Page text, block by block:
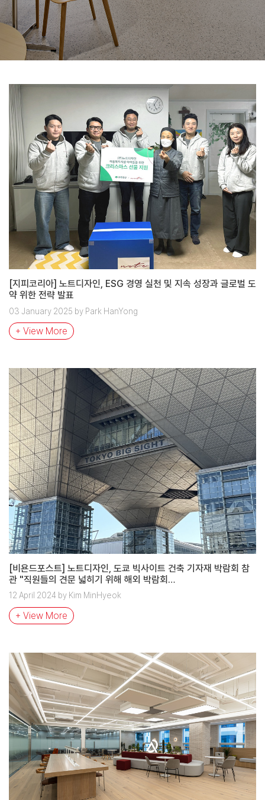
[지피코리아] 노트디자인, ESG 경영 실천 및 지속 성장과 글로벌 도
약 위한 전략 발표
03 January 2025 by Park HanYong
+ View More
[비욘드포스트] 노트디자인, 도쿄 빅사이트 건축 기자재 박람회 참
관 "직원들의 견문 넓히기 위해 해외 박람회…
12 April 2024 by Kim MinHyeok
+ View More
Partners
Keep
In
Media
Hub